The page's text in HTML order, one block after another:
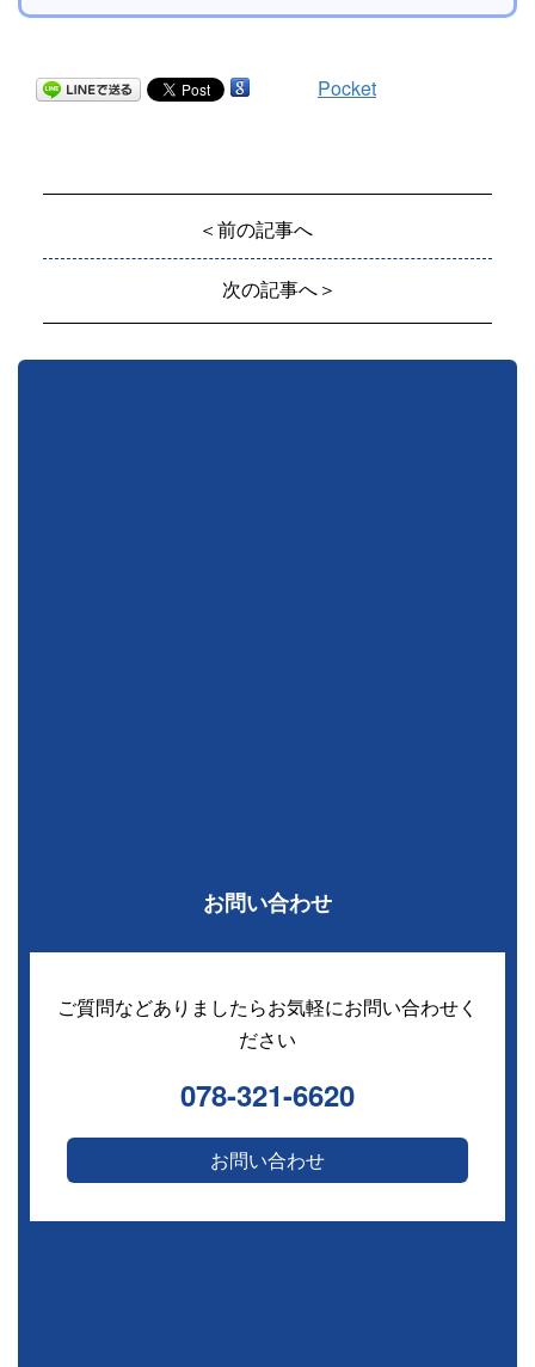
Pocket
＜前の記事へ
次の記事へ＞
お問い合わせ
ご質問などありましたらお気軽にお問い合わせく
ださい
078-321-6620
お問い合わせ